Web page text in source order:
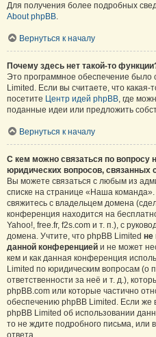
Для получения более подробных
About phpBB.
Вернуться к началу
Почему здесь нет такой-то
Это программное обеспечение было
Limited. Если вы считаете, что
посетите Центр идей phpBB, где
поданные идеи или предложить
Вернуться к началу
С кем можно связаться по вопросу
юридических вопросов, связанных
Вы можете связаться с любым из
списке на странице «Наша
свяжитесь с владельцем домена
конференция находится на
Yahoo!, free.fr, f2s.com и т. п.), с
домена. Учтите, что phpBB Limited не
данной конференцией и не может
кем и как данная конференция
Limited по юридическим вопросам (о
ответственности за неё и т. д.),
phpBB.com или которые частично
обеспечению phpBB Limited. Если же
phpBB Limited об использовании
то не ждите подробного письма, или
ответа.